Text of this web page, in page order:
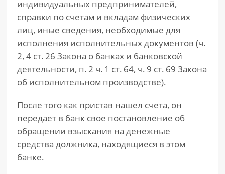
индивидуальных предпринимателей,
справки по счетам и вкладам физических
лиц, иные сведения, необходимые для
исполнения исполнительных документов (ч.
2, 4 ст. 26 Закона о банках и банковской
деятельности, п. 2 ч. 1 ст. 64, ч. 9 ст. 69 Закона
об исполнительном производстве).
После того как пристав нашел счета, он
передает в банк свое постановление об
обращении взыскания на денежные
средства должника, находящиеся в этом
банке.